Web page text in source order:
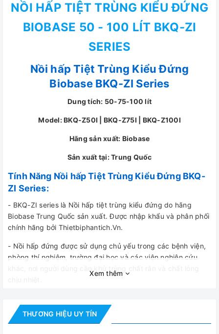
NỒI HẤP TIỆT TRÙNG KIỂU ĐỨNG
BIOBASE 50 - 100 LÍT BKQ-ZI
SERIES
Nồi hấp Tiệt Trùng Kiểu Đứng
Biobase BKQ-ZI Series
Dung tích: 50-75-100 lít
Model: BKQ-Z50I | BKQ-Z75I | BKQ-Z100I
Hãng sản xuất: Biobase
Sản xuất tại: Trung Quốc
Tính Năng Nồi hấp Tiệt Trùng Kiểu Đứng BKQ-
ZI Series:
- BKQ-ZI series là Nồi hấp tiệt trùng kiểu đứng do hãng
Biobase Trung Quốc sản xuất. Được nhập khẩu và phân phối
chính hãng bởi Thietbiphantich.Vn.
- Nồi hấp đứng được sử dụng chủ yếu trong các bệnh viện,
phòng thí nghiệm, trường đại học và các viện nghiên cứu
- Cấu trúc cửa mở với lò xo tăng áp, dễ mở.
Xem thêm
THƯƠNG HIỆU UY TÍN